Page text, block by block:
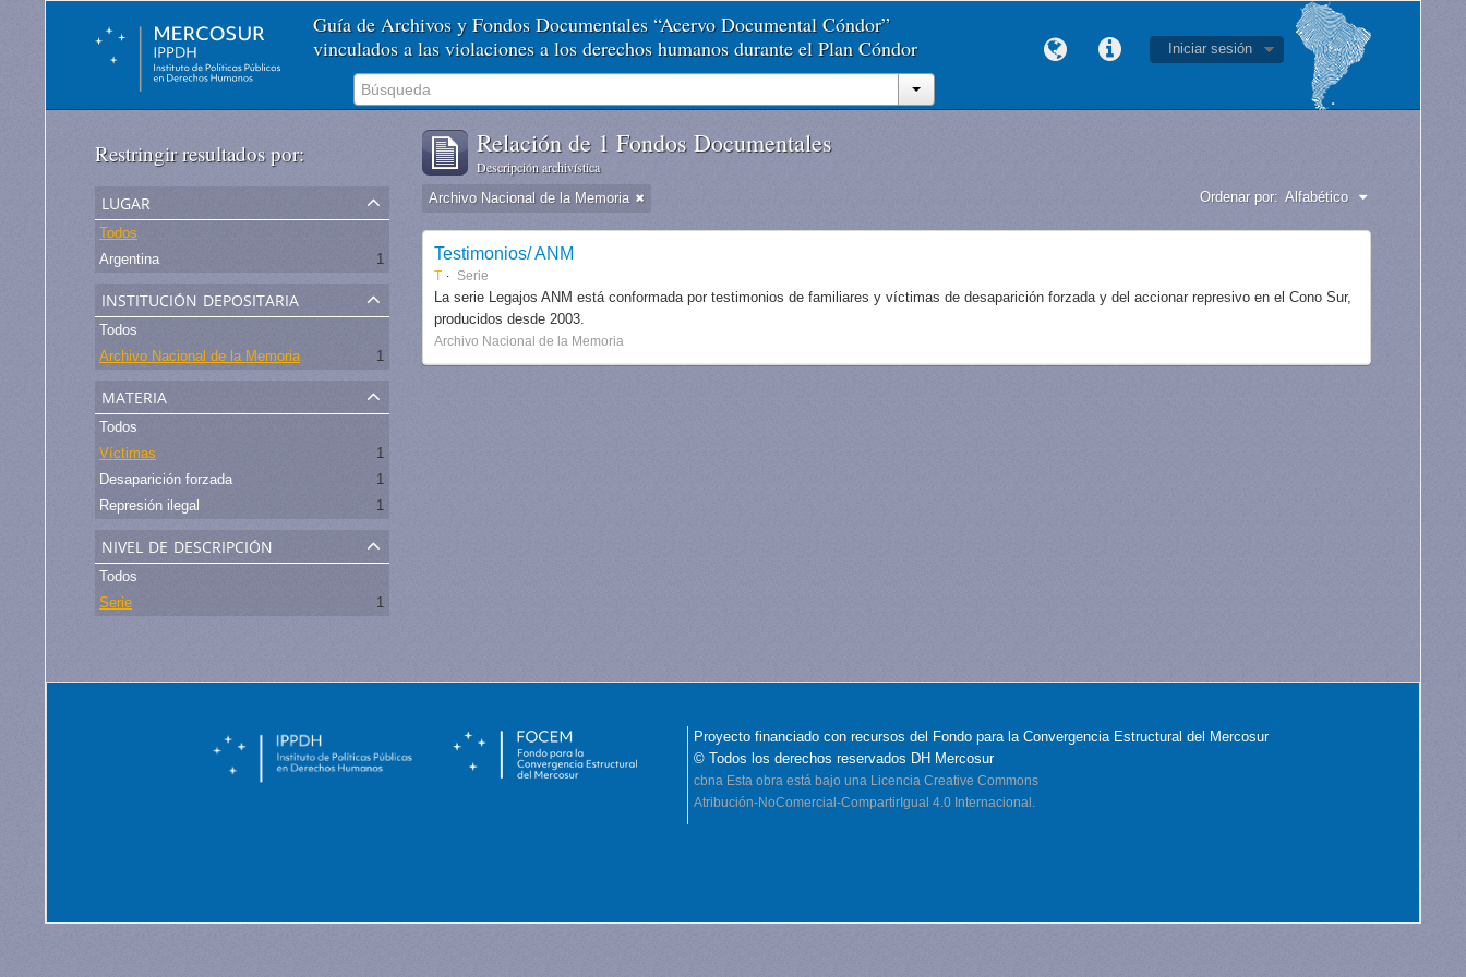
Guía de Archivos y Fondos Documentales “Acervo Documental Cóndor”
vinculados a las violaciones a los derechos humanos durante el Plan Cóndor
Iniciar sesión
Restringir resultados por:
lugar
Todos
Argentina
1
institución depositaria
Todos
Archivo Nacional de la Memoria
1
materia
Todos
Víctimas
1
Desaparición forzada
1
Represión ilegal
1
nivel de descripción
Todos
Serie
1
Relación de 1 Fondos Documentales
Descripción archivística
Archivo Nacional de la Memoria Ordenar por: Alfabético
Testimonios/ ANM
T Serie
La serie Legajos ANM está conformada por testimonios de familiares y víctimas de desaparición forzada y del accionar represivo en el Cono Sur,
producidos desde 2003.
Archivo Nacional de la Memoria
Proyecto financiado con recursos del Fondo para la Convergencia Estructural del Mercosur
© Todos los derechos reservados DH Mercosur
cbna Esta obra está bajo una Licencia Creative Commons
Atribución-NoComercial-CompartirIgual 4.0 Internacional.